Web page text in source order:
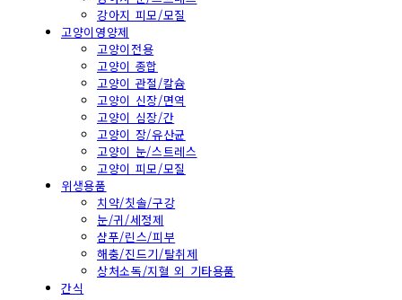
강아지 피모/모질
고양이영양제
고양이전용
고양이 종합
고양이 관절/칼슘
고양이 신장/면역
고양이 심장/간
고양이 장/유산균
고양이 눈/스트레스
고양이 피모/모질
위생용품
치약/칫솔/구강
눈/귀/세정제
샴푸/린스/피부
해충/진드기/탈취제
상처소독/지혈 외 기타용품
간식